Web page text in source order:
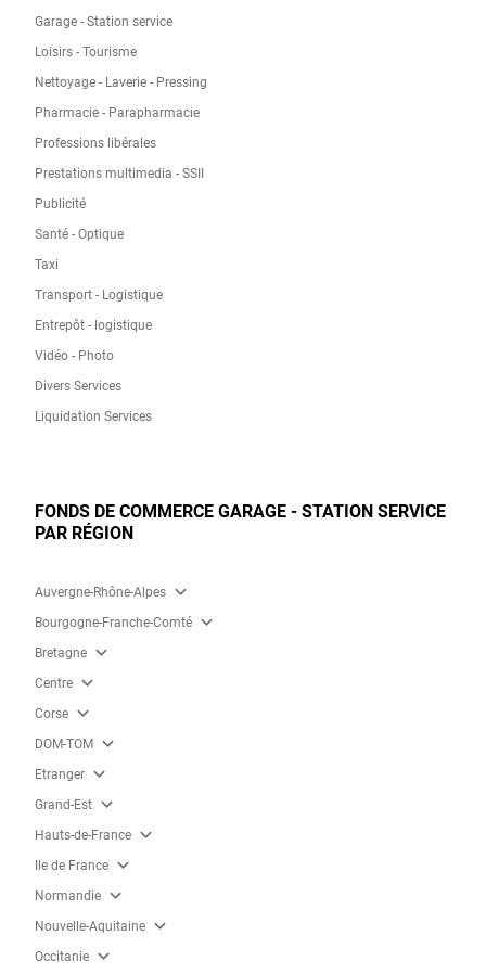
Garage - Station service
Loisirs - Tourisme
Nettoyage - Laverie - Pressing
Pharmacie - Parapharmacie
Professions libérales
Prestations multimedia - SSII
Publicité
Santé - Optique
Taxi
Transport - Logistique
Entrepôt - logistique
Vidéo - Photo
Divers Services
Liquidation Services
FONDS DE COMMERCE GARAGE - STATION SERVICE
PAR RÉGION
Auvergne-Rhône-Alpes expand_more
Bourgogne-Franche-Comté expand_more
Bretagne expand_more
Centre expand_more
Corse expand_more
DOM-TOM expand_more
Etranger expand_more
Grand-Est expand_more
Hauts-de-France expand_more
Ile de France expand_more
Normandie expand_more
Nouvelle-Aquitaine expand_more
Occitanie expand_more